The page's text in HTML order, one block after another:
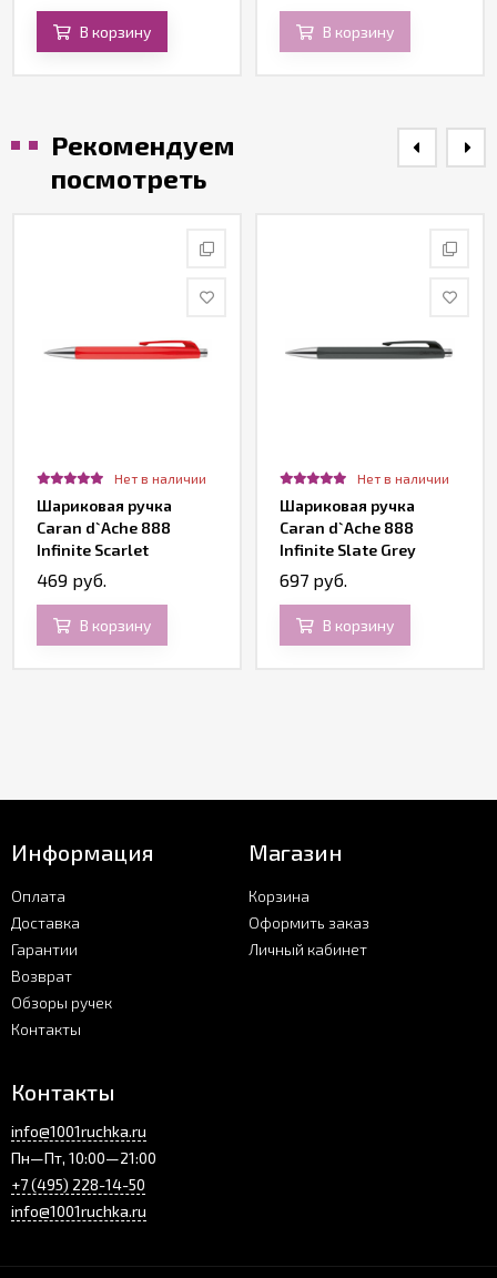
В корзину В корзину
Рекомендуем
посмотреть
Нет в наличии
Шариковая ручка
Caran d`Ache 888
Infinite Scarlet
469 руб.
В корзину
Нет в наличии
Шариковая ручка
Caran d`Ache 888
Infinite Slate Grey
697 руб.
В корзину
Информация
Оплата
Доставка
Гарантии
Возврат
Обзоры ручек
Контакты
Магазин
Корзина
Оформить заказ
Личный кабинет
Контакты
info@1001ruchka.ru
Пн—Пт, 10:00—21:00
+7 (495) 228-14-50
info@1001ruchka.ru